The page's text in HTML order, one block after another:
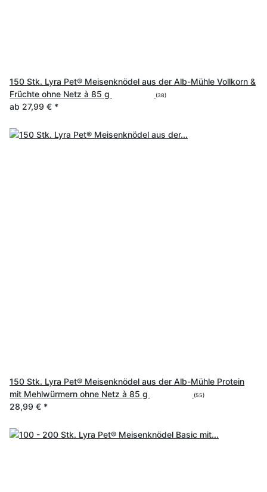
150 Stk. Lyra Pet® Meisenknödel aus der Alb-Mühle Vollkorn &
Früchte ohne Netz à 85 g
(38)
ab 27,99 € *
150 Stk. Lyra Pet® Meisenknödel aus der Alb-Mühle Protein
mit Mehlwürmern ohne Netz à 85 g
(55)
28,99 € *